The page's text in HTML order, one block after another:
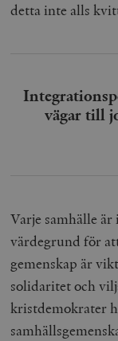
detta inte alls
vägar till
Varje samhälle
värdegrund för
gemenskap är
solidaritet och
kristdemokrater